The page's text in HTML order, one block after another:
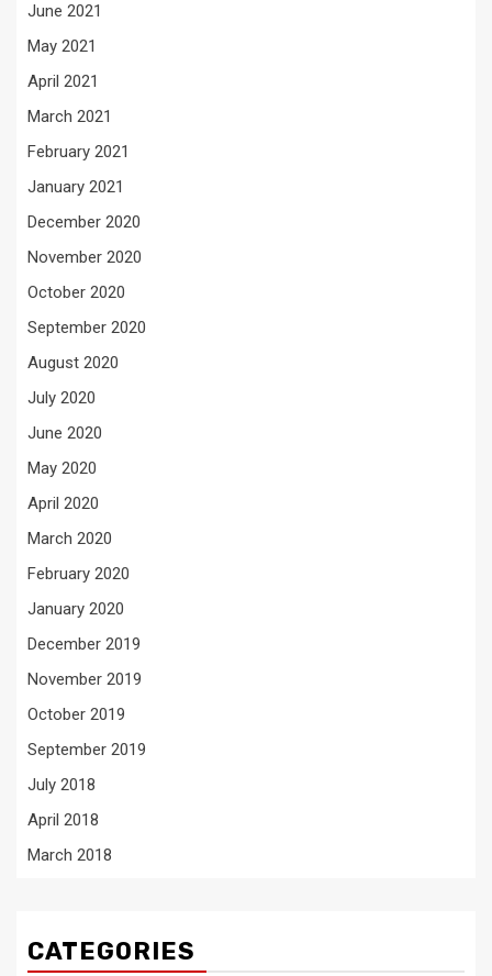
June 2021
May 2021
April 2021
March 2021
February 2021
January 2021
December 2020
November 2020
October 2020
September 2020
August 2020
July 2020
June 2020
May 2020
April 2020
March 2020
February 2020
January 2020
December 2019
November 2019
October 2019
September 2019
July 2018
April 2018
March 2018
CATEGORIES